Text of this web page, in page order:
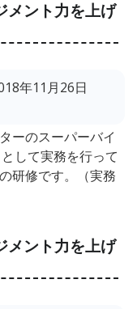
メント力を上げ
年11月26日
ーのスーパーバイ
して実務を行って
研修です。（実務
メント力を上げ